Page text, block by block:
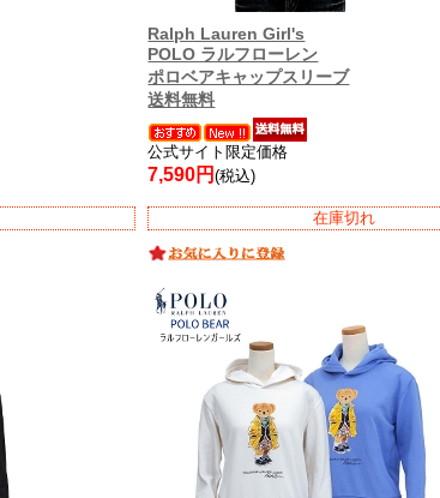
Ralph Lauren Girl's
POLO ラルフローレン
ポロベアキャップスリーブ
送料無料
公式サイト限定価格
7,590円(税込)
在庫切れ